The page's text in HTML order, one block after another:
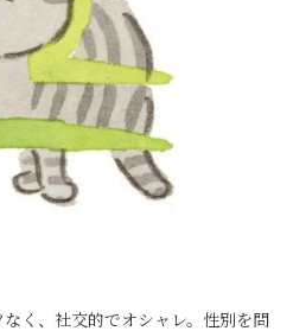
く、社交的でオシャレ。性別を問